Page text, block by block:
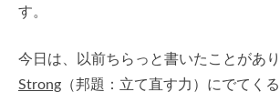
す。
今日は、以前ちらっと書いたことがあり
Strong （邦題：立て直す力）にでてく